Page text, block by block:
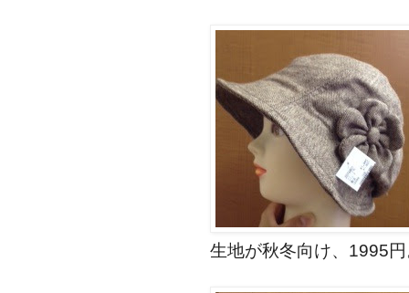
生地が秋冬向け、1995